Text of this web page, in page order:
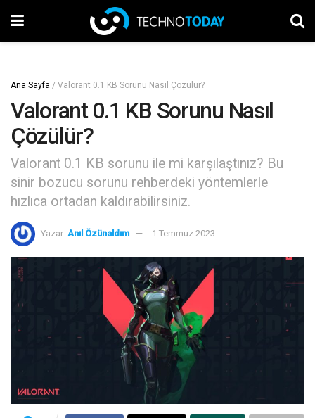
Ana Sayfa / Valorant 0.1 KB Sorunu Nasıl Çözülür?
Valorant 0.1 KB Sorunu Nasıl
Çözülür?
Valorant 0.1 KB sorunu ile mi karşılaştınız? Bu
sinir bozucu sorunu rehberdeki yöntemlerle
hızlıca ortadan kaldırabilirsiniz.
Yazar: Anıl Özünaldım 1 Temmuz 2023